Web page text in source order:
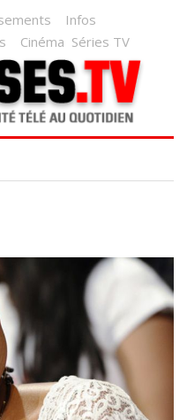
Infos
Cinéma Séries TV